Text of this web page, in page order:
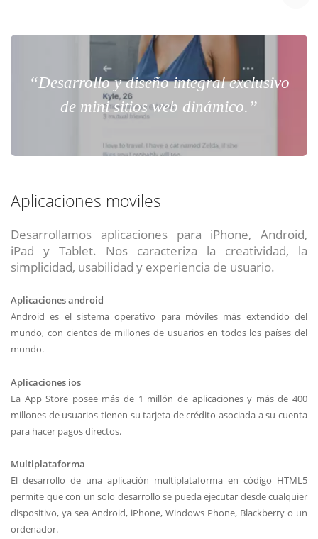
“Desarrollo y diseño integral exclusivo
de mini sitios web dinámico.”
Aplicaciones moviles
Desarrollamos aplicaciones para iPhone, Android,
iPad y Tablet. Nos caracteriza la creatividad, la
simplicidad, usabilidad y experiencia de usuario.
Aplicaciones android
Android es el sistema operativo para móviles más extendido del
mundo, con cientos de millones de usuarios en todos los países del
mundo.
Aplicaciones ios
La App Store posee más de 1 millón de aplicaciones y más de 400
millones de usuarios tienen su tarjeta de crédito asociada a su cuenta
para hacer pagos directos.
Multiplataforma
El desarrollo de una aplicación multiplataforma en código HTML5
permite que con un solo desarrollo se pueda ejecutar desde cualquier
dispositivo, ya sea Android, iPhone, Windows Phone, Blackberry o un
ordenador.